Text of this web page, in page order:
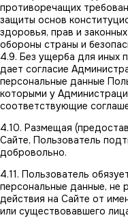
противоречащих
защиты основ
здоровья, прав и
обороны страны и
4.9. Без ущерба для иных
дает согласие
персональные данные
которыми у
соответствующие
4.10. Размещая
Сайте, Пользователь
добровольно.
4.11. Пользователь
персональные данные, не
действия на Сайте от
или существовавшего